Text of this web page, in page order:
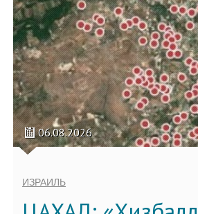
06.08.2026
ИЗРАИЛЬ